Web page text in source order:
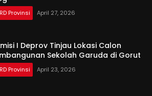
Provinsi April 27, 2026
I Deprov Tinjau Lokasi Calon
Sekolah Garuda di Gorut
Provinsi April 23, 2026